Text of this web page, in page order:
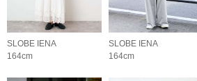
SLOBE IENA
164cm
SLOBE IENA
164cm